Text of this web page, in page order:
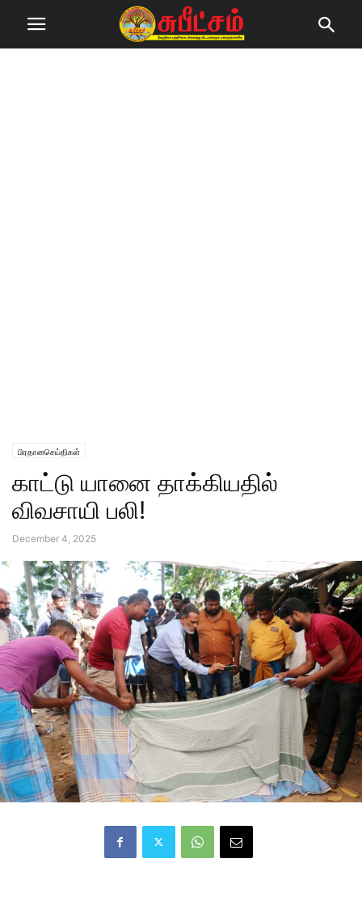
பிரதானசெய்திகள்
காட்டு யானை தாக்கியதில்
விவசாயி பலி!
December 4, 2025